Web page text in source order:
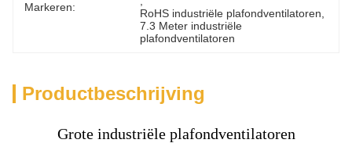
Markeren:
RoHS industriële plafondventilatoren
7.3 Meter industriële
plafondventilatoren
Productbeschrijving
Grote industriële plafondventilatoren